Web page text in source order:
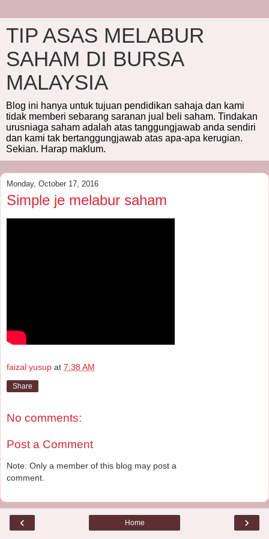
TIP ASAS MELABUR
SAHAM DI BURSA
MALAYSIA
Blog ini hanya untuk tujuan pendidikan sahaja dan kami
tidak memberi sebarang saranan jual beli saham. Tindakan
urusniaga saham adalah atas tanggungjawab anda sendiri
dan kami tak bertanggungjawab atas apa-apa kerugian.
Sekian. Harap maklum.
Monday, October 17, 2016
Simple je melabur saham
faizal yusup at 7:38 AM
Share
No comments:
Post a Comment
Note: Only a member of this blog may post a
comment.
‹ ›
Home